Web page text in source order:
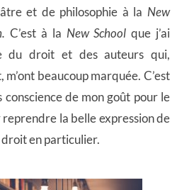
et de philosophie à la New
C’est à la New School que j’ai
du droit et des auteurs qui,
beaucoup marquée. C’est
conscience de mon goût pour le
reprendre la belle expression de
en particulier.